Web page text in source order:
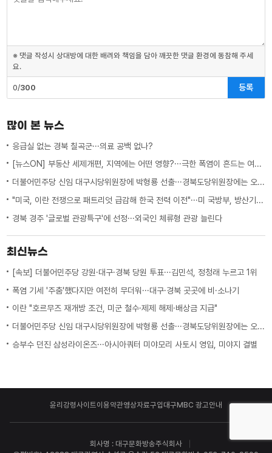
※ 댓글 작성시 상대방에 대한 배려와 책임을 담아 깨끗한 댓글 환경에 동참해 주세
요.
0/300 등록
많이 본 뉴스
응급실 없는 경북 칠곡군···의료 공백 없나?
[뉴스ON] 부동산 세제개편, 지역에는 어떤 영향?···극한 폭염이 흔드는 여름 일상
더불어민주당 신임 대구시당위원장에 박형룡 선출···경북도당위원장에는 오중기
"미국, 이란 전쟁으로 패트리엇 급감해 한국 전력 이전"···미 국방부, 방산기업에 "생산 능력 확대 계획 21일까지 제출하라"
경북 경주 '글로벌 관광특구'에 선정···외국인 체류형 관광 늘린다
최신뉴스
[속보] 더불어민주당 강원·대구·경북 당원 투표···김민석, 정청래 누르고 1위
폭염 기세 '주춤'했다지만 여전히 무더워···대구·경북 곳곳에 비·소나기
이란 "호르무즈 재개방 조건, 미군 철수·제제 해제·배상금 지급"
더불어민주당 신임 대구시당위원장에 박형룡 선출···경북도당위원장에는 오중기
승부수 던진 삼성라이온즈···아시아쿼터 미야모리 사토시 영입, 미야지 결별
윤리강령사이트이용약관영상자료구입 대구MBC 광고안내
회사명 : 대구문화방송주식회사